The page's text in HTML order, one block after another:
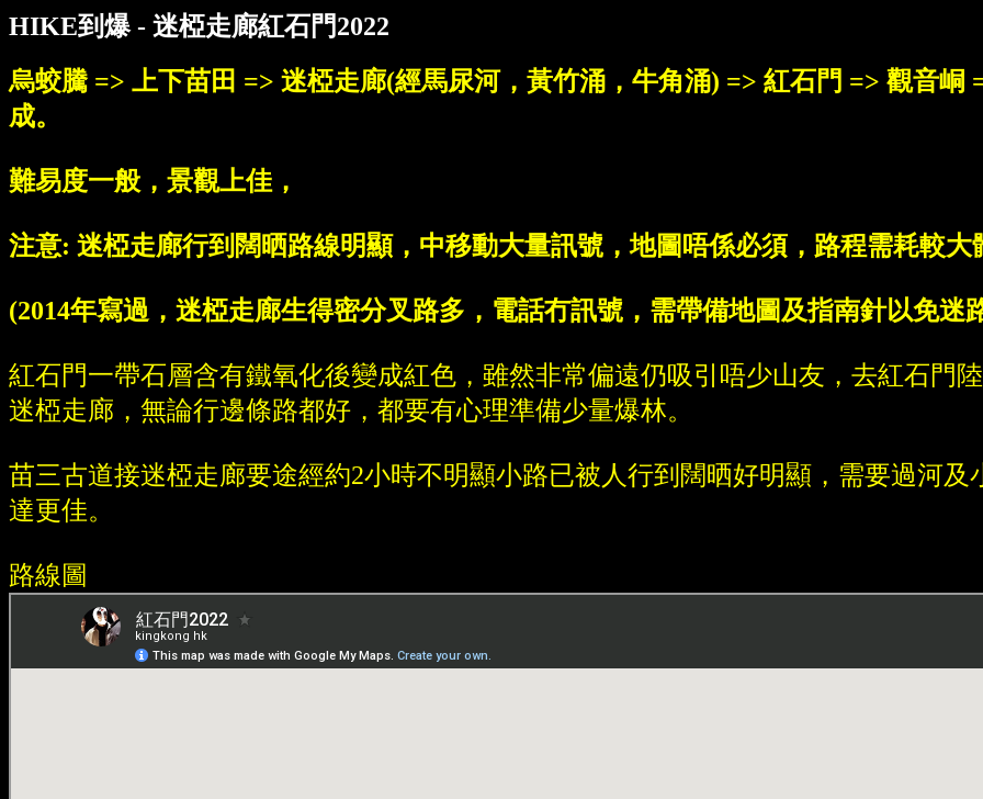
HIKE到爆 - 迷椏走廊紅石門2022
烏蛟騰 => 上下苗田 => 迷椏走廊(經馬尿河，黃竹涌，牛角涌) => 紅石門 => 觀音峒
成。
難易度一般，景觀上佳，
注意: 迷椏走廊行到闊晒路線明顯，中移動大量訊號，地圖唔係必須，路程需耗較大
(2014年寫過，迷椏走廊生得密分叉路多，電話冇訊號，需帶備地圖及指南針以免
紅石門一帶石層含有鐵氧化後變成紅色，雖然非常偏遠仍吸引唔少山友，去紅石門
迷椏走廊，無論行邊條路都好，都要有心理準備少量爆林。
苗三古道接迷椏走廊要途經約2小時不明顯小路已被人行到闊晒好明顯，需要過河
達更佳。
路線圖